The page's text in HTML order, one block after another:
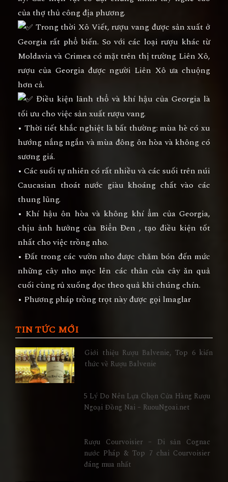
của thợ thủ công địa phương.
Trong thời Xô Viết, rượu vang được sản xuất ở
Georgia rất phổ biến. So với các loại rượu khác từ
Moldavia và Crimea có mặt trên thị trường Liên Xô,
rượu của Georgia được người Liên Xô ưa chuộng
hơn cả.
Điều kiện lãnh thổ và khí hậu của Georgia là
tối ưu cho việc sản xuất rượu vang.
• Thời tiết khắc nghiệt là bất thường: mùa hè có xu
hướng nắng ngắn và mùa đông ôn hòa và không có
sương giá.
• Các suối tự nhiên có rất nhiều và các suối trên núi
Caucasian thoát nước giàu khoáng chất vào các
thung lũng.
• Khí hậu ôn hòa và không khí ẩm của Georgia,
chịu ảnh hưởng của Biển Đen , tạo điều kiện tốt
nhất cho việc trồng nho.
• Đất trong các vườn nho được chăm bón đến mức
những cây nho mọc lên các thân của cây ăn quả
cuối cùng rủ xuống dọc theo quả khi chúng chín.
• Phương pháp trồng trọt này được gọi lmaglar
TIN TỨC MỚI
Giới thiệu Rượu Balvenie, Top 6 kiến
thức về Rượu Balvenie
5 Lý Do Nên Lựa Chọn Cửa Hàng Rượu
Ngoại Đồng Nai – RuouNgoai.net
Rượu Courvoisier – Di sản Cognac
nước Pháp & Top 7 chai Courvoisier
đáng mua nhất